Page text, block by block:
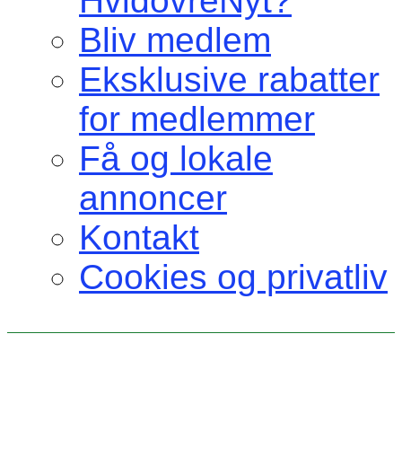
Bliv medlem
Eksklusive rabatter
for medlemmer
Få og lokale
annoncer
Kontakt
Cookies og privatliv